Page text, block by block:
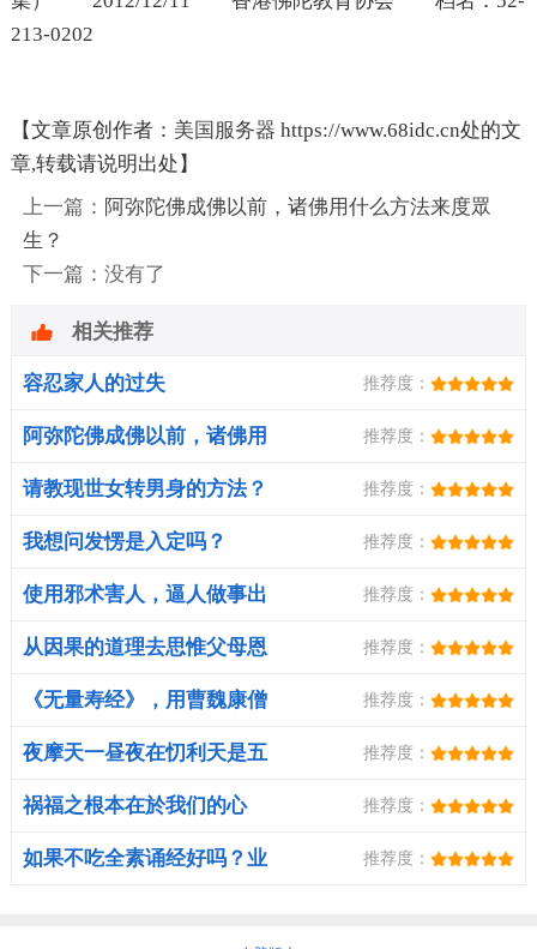
213-0202
【文章原创作者： 美国服务器 https://www.68idc.cn处的文
章,转载请说明出处】
上一篇： 阿弥陀佛成佛以前，诸佛用什么方法来度眾
生？
下一篇：没有了
容忍家人的过失 推荐度：
阿弥陀佛成佛以前，诸佛用
什么方法
推荐度：
请教现世女转男身的方法？ 推荐度：
我想问发愣是入定吗？ 推荐度：
使用邪术害人，逼人做事出
钱，有哪
推荐度：
从因果的道理去思惟父母恩
德的时候
推荐度：
《无量寿经》，用曹魏康僧
鎧的译本
推荐度：
夜摩天一昼夜在忉利天是五
百年。请
推荐度：
祸福之根本在於我们的心 推荐度：
如果不吃全素诵经好吗？业 推荐度：
相关推荐